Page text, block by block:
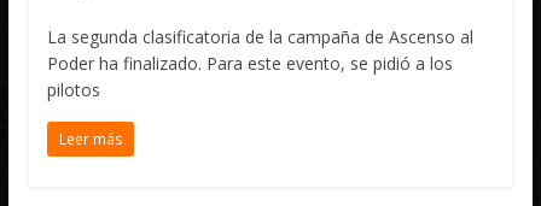
La segunda clasificatoria de la campaña de Ascenso al
Poder ha finalizado. Para este evento, se pidió a los
pilotos
Leer más